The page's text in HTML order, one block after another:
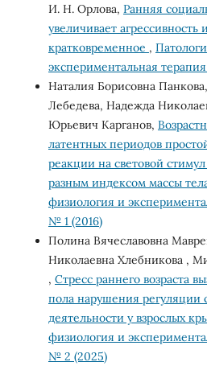
И. Н. Орлова, Ранняя
увеличивает агрессивность
кратковременное ,
экспериментальная
Наталия Борисовна
Лебедева, Надежда
Юрьевич Карганов,
латентных периодов
реакции на световой
разным индексом массы
физиология и
№ 1 (2016)
Полина Вячеславовна
Николаевна Хлебникова ,
, Стресс раннего возраста
пола нарушения регуляции
деятельности у взрослых
физиология и
№ 2 (2025)